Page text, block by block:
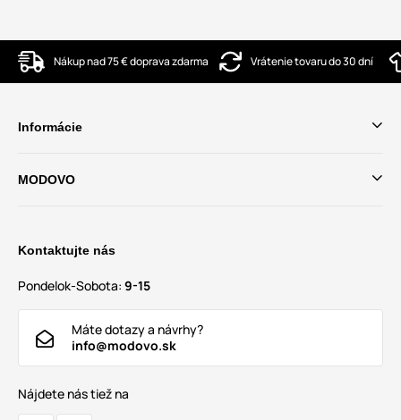
Nákup nad 75 € doprava zdarma Vrátenie tovaru do 30 dní
Informácie
MODOVO
Kontaktujte nás
Pondelok-Sobota: 9-15
Máte dotazy a návrhy?
info@modovo.sk
Nájdete nás tiež na